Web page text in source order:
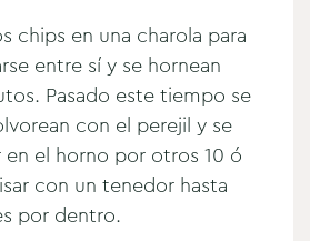
chips en una charola para
entre sí y se hornean
Pasado este tiempo se
con el perejil y se
el horno por otros 10 ó
con un tenedor hasta
por dentro.